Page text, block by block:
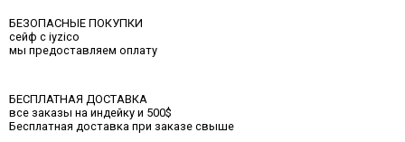
БЕЗОПАСНЫЕ ПОКУПКИ
сейф с iyzico
мы предоставляем оплату
БЕСПЛАТНАЯ ДОСТАВКА
все заказы на индейку и 500$
Бесплатная доставка при заказе свыше